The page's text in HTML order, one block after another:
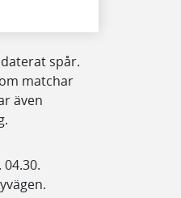
spår.
matchar
även